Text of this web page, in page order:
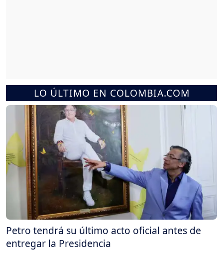
LO ÚLTIMO EN COLOMBIA.COM
Petro tendrá su último acto oficial antes de
entregar la Presidencia